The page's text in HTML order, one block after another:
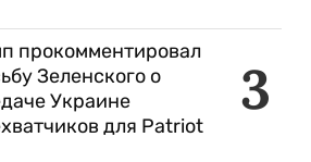
3
прокомментировал
Зеленского о
Украине
для Patriot